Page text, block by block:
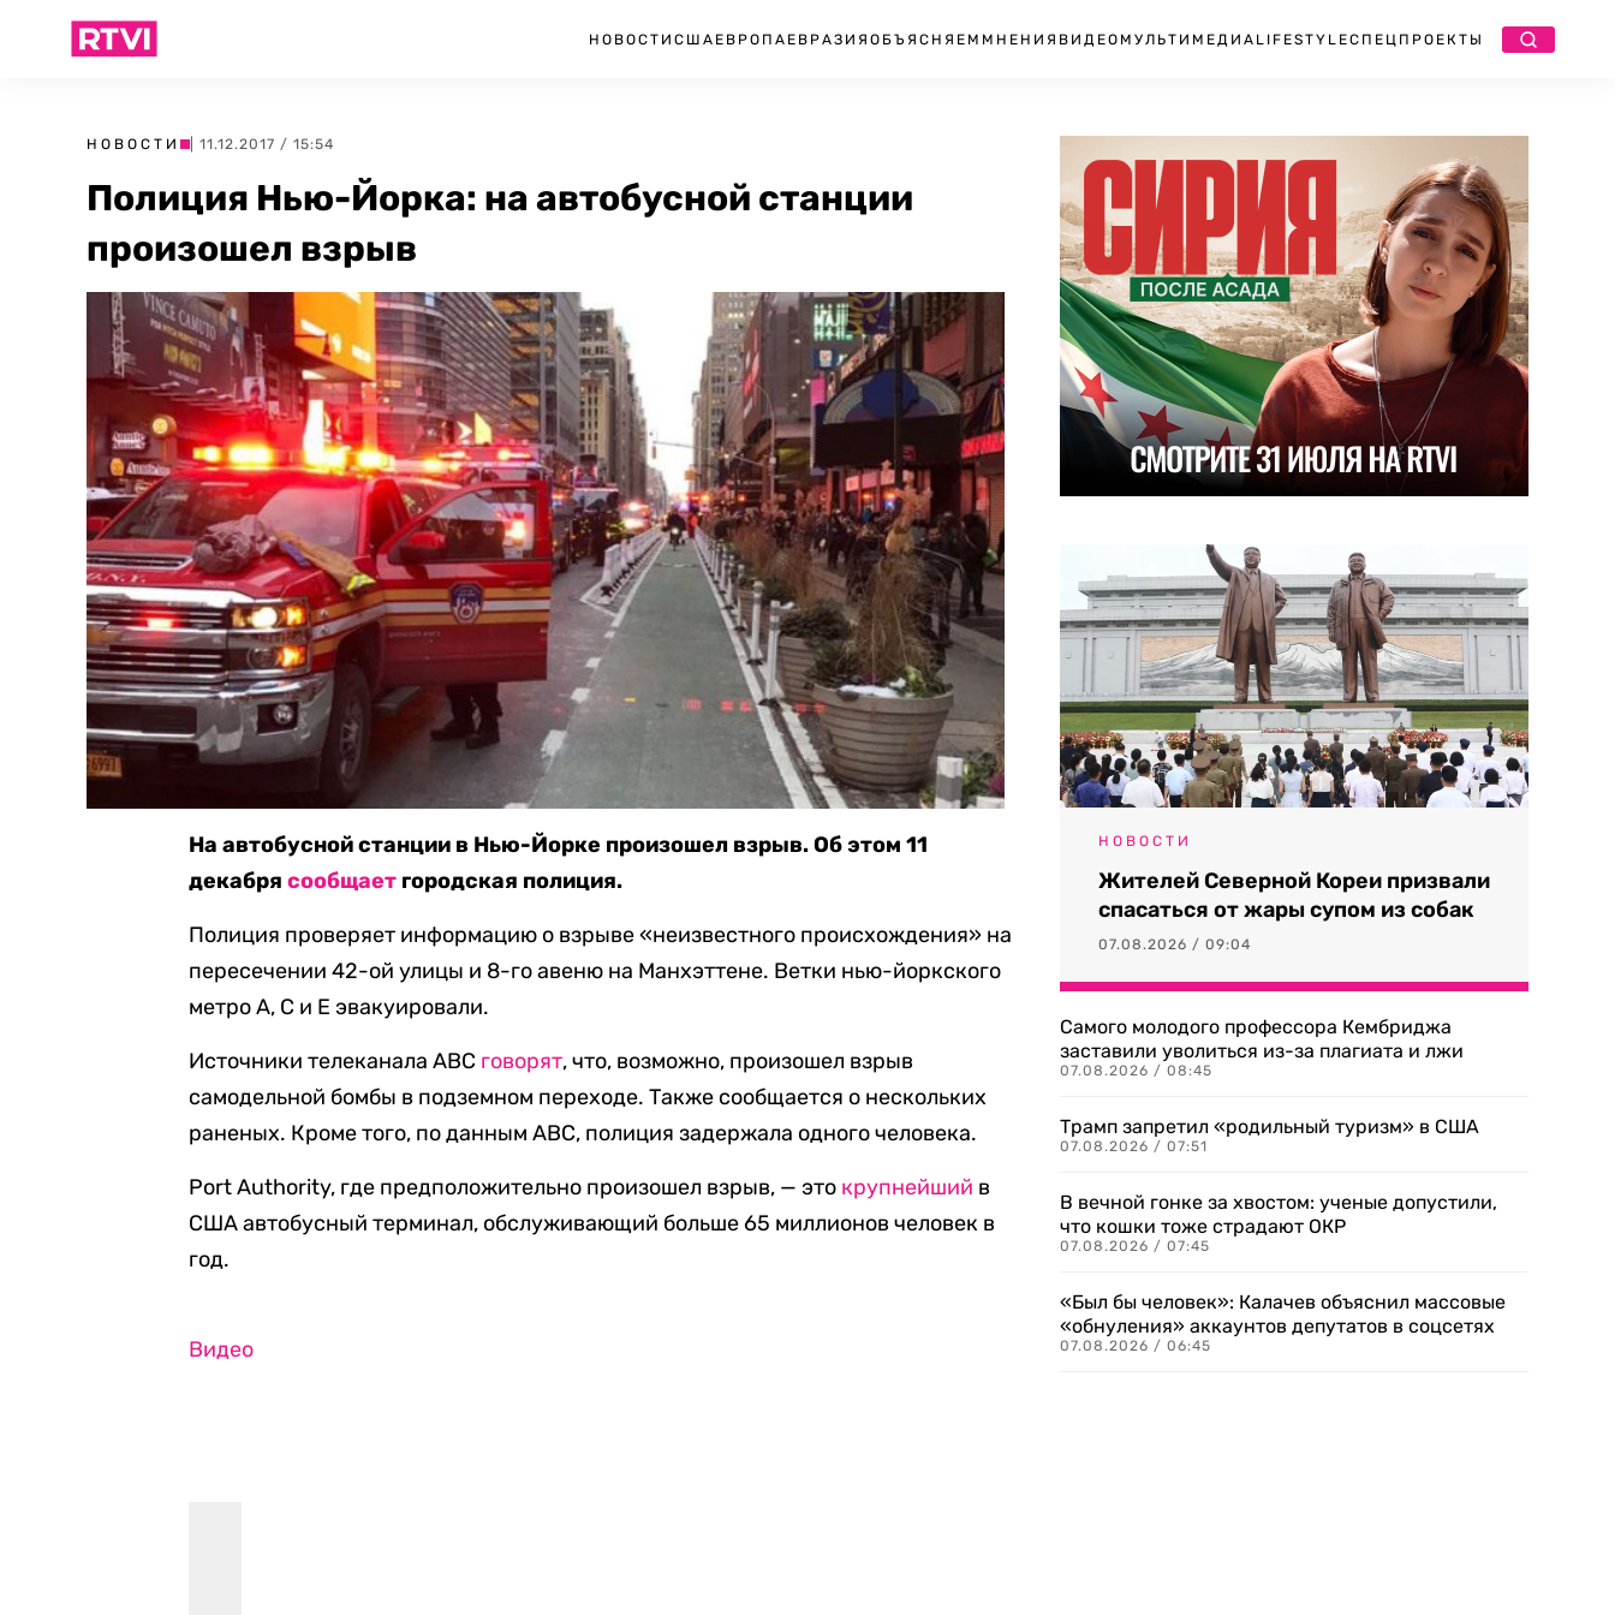
НОВОСТИ США ЕВРОПА ЕВРАЗИЯ ОБЪЯСНЯЕМ МНЕНИЯ ВИДЕО МУЛЬТИМЕДИА LIFESTYLEСПЕЦПРОЕКТЫ
НОВОСТИ | 11.12.2017 / 15:54
Полиция Нью-Йорка: на автобусной станции
произошел взрыв
На автобусной станции в Нью-Йорке произошел взрыв. Об этом 11
декабрясообщает городская полиция.
Полиция проверяет информацию о взрыве «неизвестного происхождения» на
пересечении 42-ой улицы и 8-го авеню на Манхэттене. Ветки нью-йоркского
метро A, C и E эвакуировали.
Источники телеканала ABC говорят, что, возможно, произошел взрыв
самодельной бомбы в подземном переходе. Также сообщается о нескольких
раненых. Кроме того, по данным ABC, полиция задержала одного человека.
Port Authority, где предположительно произошел взрыв, — это крупнейший в
США автобусный терминал, обслуживающий больше 65 миллионов человек в
год.
Видео
НОВОСТИ
Жителей Северной Кореи призвали
спасаться от жары супом из собак
07.08.2026 / 09:04
Самого молодого профессора Кембриджа
заставили уволиться из-за плагиата и лжи
07.08.2026 / 08:45
Трамп запретил «родильный туризм» в США
07.08.2026 / 07:51
В вечной гонке за хвостом: ученые допустили,
что кошки тоже страдают ОКР
07.08.2026 / 07:45
«Был бы человек»: Калачев объяснил массовые
«обнуления» аккаунтов депутатов в соцсетях
07.08.2026 / 06:45